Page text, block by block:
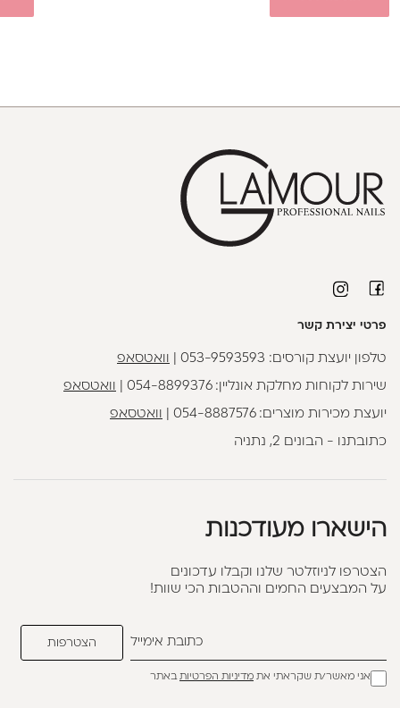
פרטי יצירת קשר
טלפון יועצת קורסים: 053-9593593 וואטסאפ
שירות לקוחות מחלקת אונליין:054-8899376 וואטסאפ
יועצת מכירות מוצרים:054-8887576 וואטסאפ
כתובתנו - הבונים 2, נתניה
הישארו מעודכנות
הצטרפו לניוזלטר שלנו וקבלו עדכונים
על המבצעים החמים וההטבות הכי שוות!
אני מאשר/ת שקראתי את מדיניות הפרטיותבאתר